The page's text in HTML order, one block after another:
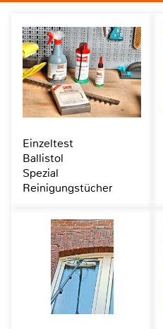
Einzeltest
Ballistol
Spezial
Reinigungstücher